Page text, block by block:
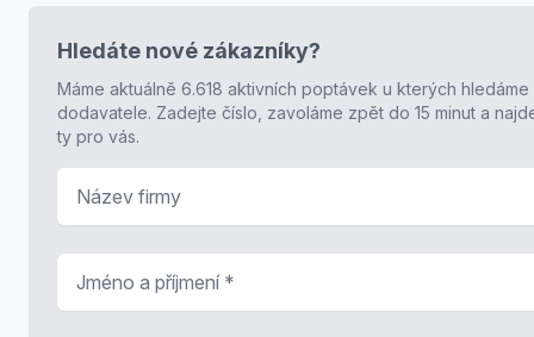
Hledáte nové zákazníky?
Máme aktuálně 6.618 aktivních poptávek u kterých hledáme
dodavatele. Zadejte číslo, zavoláme zpět do 15 minut a
ty pro vás.